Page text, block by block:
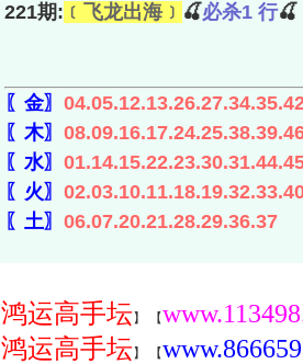
221期: ﹝飞龙出海﹞ 🍒必杀1 行🍒
〖金〗
〖木〗
〖水〗
〖火〗
〖土〗 06.07.20.21.28.29.36.37
鸿运高手坛】 【
鸿运高手坛】 【